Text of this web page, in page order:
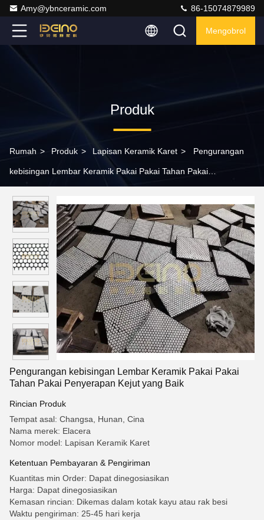
Amy@ybnceramic.com 86-15074879989
Mengobrol
Produk
Rumah > Produk > Lapisan Keramik Karet > Pengurangan
kebisingan Lembar Keramik Pakai Pakai Tahan Pakai
Pengurangan kebisingan Lembar Keramik Pakai Pakai
Tahan Pakai Penyerapan Kejut yang Baik
Rincian Produk
Tempat asal: Changsa, Hunan, Cina
Nama merek: Elacera
Nomor model: Lapisan Keramik Karet
Ketentuan Pembayaran & Pengiriman
Kuantitas min Order: Dapat dinegosiasikan
Harga: Dapat dinegosiasikan
Kemasan rincian: Dikemas dalam kotak kayu atau rak besi
Waktu pengiriman: 25-45 hari kerja